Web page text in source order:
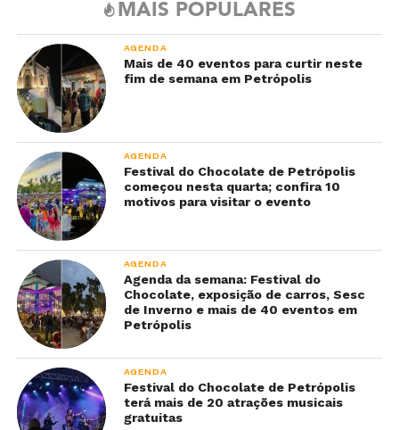
MAIS POPULARES
AGENDA
Mais de 40 eventos para curtir neste
fim de semana em Petrópolis
AGENDA
Festival do Chocolate de Petrópolis
começou nesta quarta; confira 10
motivos para visitar o evento
AGENDA
Agenda da semana: Festival do
Chocolate, exposição de carros, Sesc
de Inverno e mais de 40 eventos em
Petrópolis
AGENDA
Festival do Chocolate de Petrópolis
terá mais de 20 atrações musicais
gratuitas